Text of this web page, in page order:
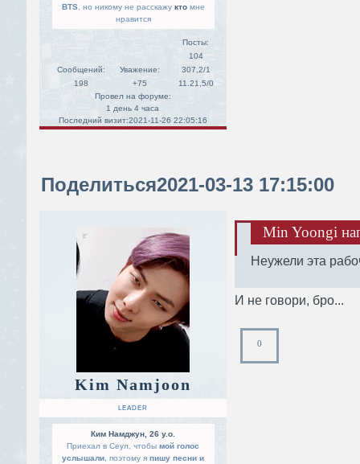
BTS, но никому не расскажукто мне
нравится
Сообщений:
198
Уважение:
+75
Посты:
104
307,2/1
11.21,5/0
Провел на форуме:
1 день 4 часа
Последний визит:2021-11-26 22:05:16
Поделиться2021-03-13 17:15:00
Kim Namjoon
LEADER
Ким Намджун, 26 y.o.
Приехал в Сеул, чтобы мой голос
услышали , поэтому я пишу песни и
Min Yoongi
Неужели эта
И не говори, бро...
0